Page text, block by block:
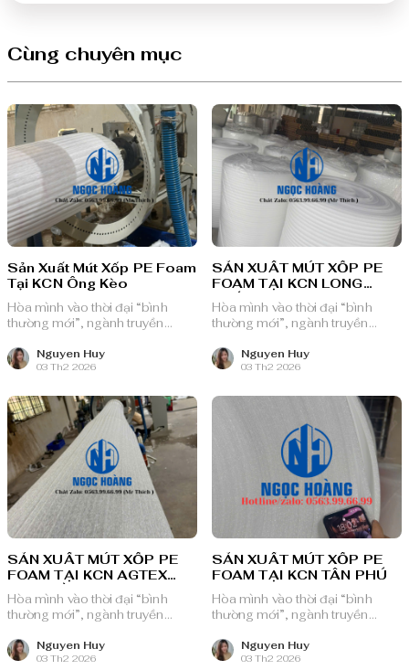
Cùng chuyên mục
Sản Xuất Mút Xốp PE Foam
Tại KCN Ông Kèo
Hòa mình vào thời đại “bình
thường mới”, ngành truyền
nguồn lực dồi dào và chiến lược
bài bản, sẵn sàng ghi danh trên
Nguyen Huy
03 Th2 2026
SẢN XUẤT MÚT XỐP PE
FOAM TẠI KCN LONG
KHÁNH
Hòa mình vào thời đại “bình
thường mới”, ngành truyền
nguồn lực dồi dào và chiến lược
bài bản, sẵn sàng ghi danh trên
Nguyen Huy
03 Th2 2026
SẢN XUẤT MÚT XỐP PE
FOAM TẠI KCN AGTEX
LONG BÌNH
Hòa mình vào thời đại “bình
thường mới”, ngành truyền
nguồn lực dồi dào và chiến lược
bài bản, sẵn sàng ghi danh trên
Nguyen Huy
03 Th2 2026
SẢN XUẤT MÚT XỐP PE
FOAM TẠI KCN TÂN PHÚ
Hòa mình vào thời đại “bình
thường mới”, ngành truyền
nguồn lực dồi dào và chiến lược
bài bản, sẵn sàng ghi danh trên
Nguyen Huy
03 Th2 2026